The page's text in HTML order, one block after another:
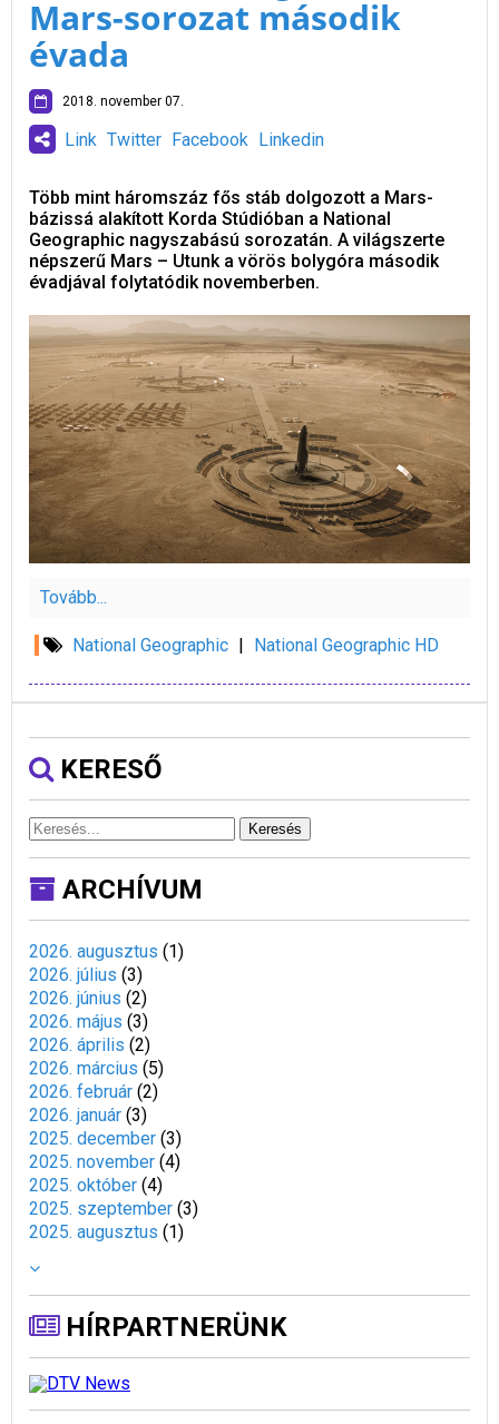
Mars-sorozat második
évada
2018. november 07.
Link Twitter Facebook Linkedin
Több mint háromszáz fős stáb dolgozott a Mars-
bázissá alakított Korda Stúdióban a National
Geographic nagyszabású sorozatán. A világszerte
népszerű Mars – Utunk a vörös bolygóra második
évadjával folytatódik novemberben.
Tovább...
National Geographic | National Geographic HD
KERESŐ
Keresés
ARCHÍVUM
2026. augusztus (1)
2026. július (3)
2026. június (2)
2026. május (3)
2026. április (2)
2026. március (5)
2026. február (2)
2026. január (3)
2025. december (3)
2025. november (4)
2025. október (4)
2025. szeptember (3)
2025. augusztus (1)
HÍRPARTNERÜNK